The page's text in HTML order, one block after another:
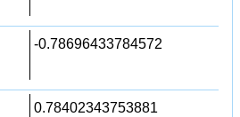
-0.78696433784572
0.78402343753881